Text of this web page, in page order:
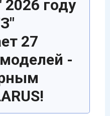
году
27
-